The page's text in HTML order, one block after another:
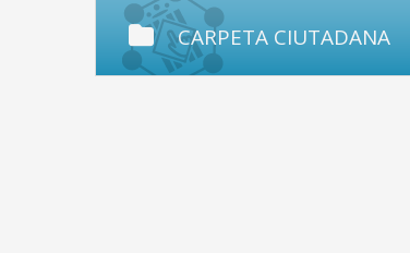
CARPETA CIUTADANA